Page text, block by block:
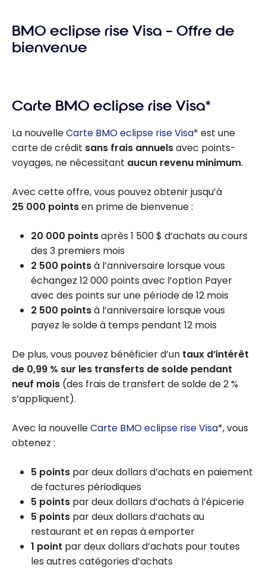
BMO eclipse rise Visa – Offre de
bienvenue
Carte BMO eclipse rise Visa*
La nouvelleCarte BMO eclipse rise Visa* est une
carte de crédit sans frais annuelsavec points-
voyages, ne nécessitant aucun revenu minimum.
Avec cette offre, vous pouvez obtenir jusqu’à
25 000 pointsen prime de bienvenue :
20 000 pointsaprès 1 500 $ d’achats au cours
des 3 premiers mois
2 500 pointsà l’anniversaire lorsque vous
échangez 12 000 points avec l’option Payer
avec des points sur une période de 12 mois
2 500 pointsà l’anniversaire lorsque vous
payez le solde à temps pendant 12 mois
De plus, vous pouvez bénéficier d’un taux d’intérêt
de 0,99 % sur les transferts de solde pendant
neuf mois (des frais de transfert de solde de 2 %
s’appliquent).
Avec la nouvelleCarte BMO eclipse rise Visa*, vous
obtenez :
5 points par deux dollars d’achats en paiement
de factures périodiques
5 points par deux dollars d’achats à l’épicerie
5 points par deux dollars d’achats au
restaurant et en repas à emporter
1 point par deux dollars d’achats pour toutes
les autres catégories d’achats